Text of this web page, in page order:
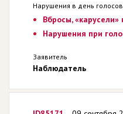
Нарушения в день
Вбросы, «карусели»
Нарушения при
Заявитель
Наблюдатель